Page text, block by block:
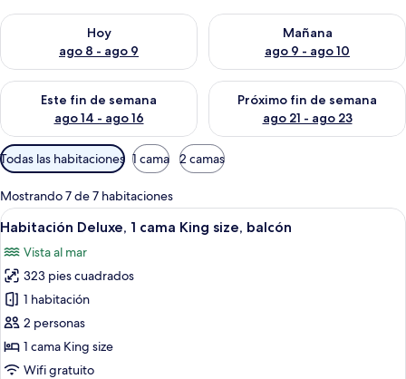
Hoy
ago 8 - ago 9
Consulta la disponibilidad para hoy ago 8 - ago 9
Mañana
ago 9 - ago 10
Consulta la disponibilidad
Este fin de semana
ago 14 - ago 16
Consulta la disponibilidad para este fin de semana ago 14 -
Próximo fin de semana
ago 21 - ago 23
Consulta la disponibilidad
Filtros
disponibles
para
las
habitaciones
Todas las habitaciones 1 cama 2 camas
Mostrando 7 de 7 habitaciones
Abrir
todas
las
fotos
de
Habitación
Deluxe,
1
Habitación de hotel con cama,
9
Habitación Deluxe, 1 cama King size, balcón
Vista al mar
323 pies cuadrados
1 habitación
2 personas
1 cama King size
Wifi gratuito